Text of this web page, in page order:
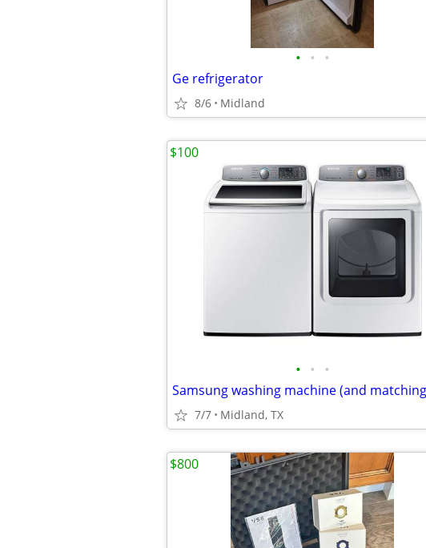
• • •
Ge refrigerator
8/6 Midland
• • •
7/7 Midland, TX
$100
$800